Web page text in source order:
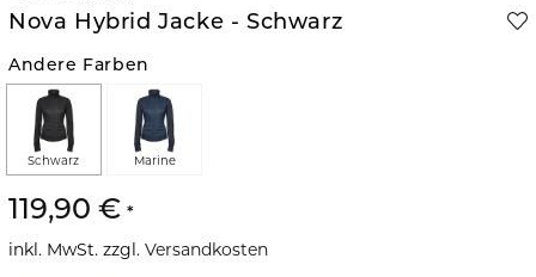
Nova Hybrid Jacke - Schwarz
Andere Farben
Schwarz Marine
119,90 €
inkl. MwSt. zzgl. Versandkosten